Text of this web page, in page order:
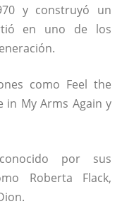
y construyó un
en uno de los
como Feel the
in My Arms Again y
por sus
Roberta Flack,
.